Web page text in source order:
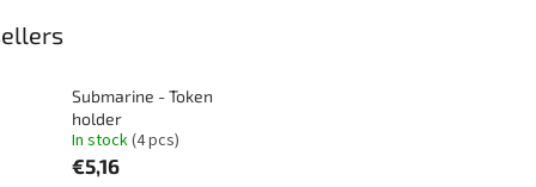
Submarine - Token
holder
In stock(4 pcs)
€5,16